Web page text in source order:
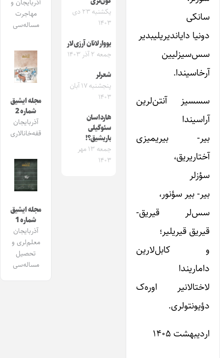
سانکی
دونیا دایاندیریلیبدیر
سس‌سیزلیین
آرخاسیندا.
سسسیز آنتن‌لرین
آراسیندا
بیر- بیریمیزی
آختاریریق،
سؤزلر
بیر- بیر سؤنور،
سس‌لر قیریق-
قیریق قیریلیر؛
و کابل‌لارین
داماریندا
لاختالانیر اوره‌ک
دؤیونتولری.
اردیبهشت ۱۴۰۵
یکشنبه ۲۳ دی
۱۴۰۳
یووارلانان آرزی‌لار
جمعه ۲ آذر ۱۴۰۳
شعرلر
پنجشنبه ۱۷ آبان
۱۴۰۳
هارداسان
سئوگیلی
باریشیق؟!
جمعه ۱۳ مهر
۱۴۰۳
آذربایجان و
مهاجرت
مساله‌سی
مجله ایشیق
شماره 2
آذربایجان
قفه‌خانالاری
مجله ایشیق
شماره 1
آذربایجان
معلم‌لری و
تحصیل
مساله‌سی